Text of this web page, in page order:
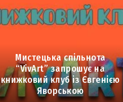
Мистецька спільнота
“VivArt” запрошує на
книжковий клуб із Євгенією
Яворською